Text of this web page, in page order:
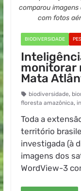
comparou
com fotos
BIODIVERSIDADE
monitorar
Mata
biodiversidade,
floresta amazônica,
Toda a
território
investigada (à
imagens dos
WordView-3